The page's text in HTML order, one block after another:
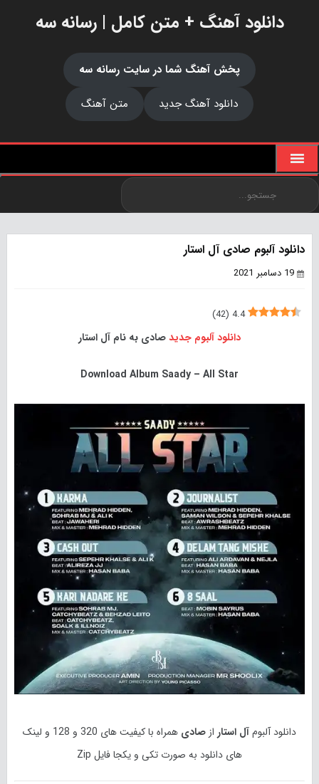
دانلود آهنگ + متن کامل | رسانه سه
پخش آهنگ شما در سایت رسانه سه
دانلود آهنگ جدید
متن آهنگ
دانلود آلبوم صادی آل استار
19 دسامبر 2021
4.4
(
42
)
دانلود آلبوم جدیدصادی به نام آل استار
Download Album Saady – All Star
دانلود آلبومآل استار از صادی
همراه با کیفیت های 320 و 128 و لینک
های دانلود به صورت تکی و یکجا فایل Zip